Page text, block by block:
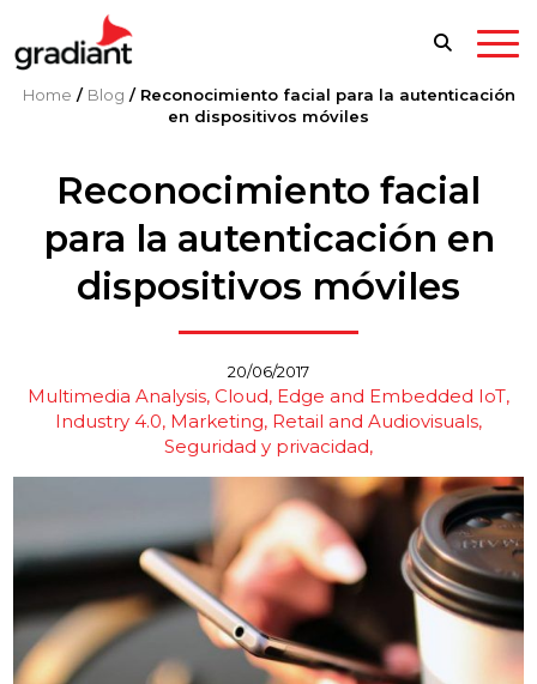
Home / Blog / Reconocimiento facial para la autenticación
en dispositivos móviles
Reconocimiento facial
para la autenticación en
dispositivos móviles
20/06/2017
Multimedia Analysis Cloud, Edge and Embedded IoT
Industry 4.0 Marketing, Retail and Audiovisuals
Seguridad y privacidad